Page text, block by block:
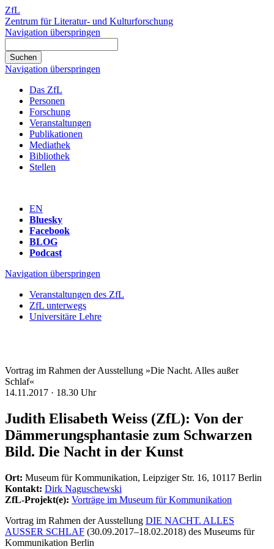
ZfL
Zentrum für Literatur- und Kulturforschung
Navigation überspringen
Navigation überspringen
Das ZfL
Personen
Forschung
Veranstaltungen
Publikationen
Mediathek
Bibliothek
Stellen
EN
Bluesky
Facebook
BLOG
Podcast
Navigation überspringen
Veranstaltungen des ZfL
ZfL unterwegs
Universitäre Lehre
Vortrag im Rahmen der Ausstellung »Die Nacht. Alles außer
Schlaf«
14.11.2017 · 18.30 Uhr
Judith Elisabeth Weiss (ZfL): Von der
Dämmerungsphantasie zum Schwarzen
Bild. Die Nacht in der Kunst
Ort: Museum für Kommunikation, Leipziger Str. 16, 10117 Berlin
Kontakt: Dirk Naguschewski
ZfL-Projekt(e): Vorträge im Museum für Kommunikation
Vortrag im Rahmen der Ausstellung DIE NACHT. ALLES
AUSSER SCHLAF (30.09.2017–18.02.2018) des Museums für
Kommunikation Berlin